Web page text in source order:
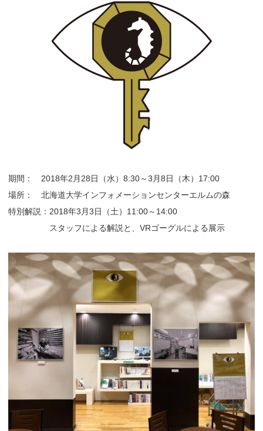
期間： 2018年2月28日（水）8:30～3月8日（木）17:00
場所： 北海道大学インフォメーションセンターエルムの森
特別解説：2018年3月3日（土）11:00～14:00
スタッフによる解説と、VRゴーグルによる展示